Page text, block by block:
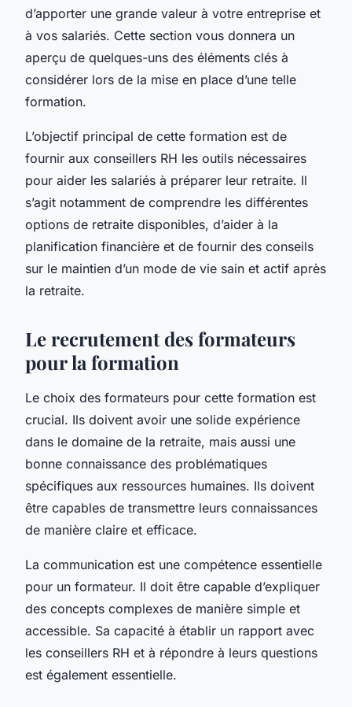
d’apporter une grande valeur à votre entreprise et
à vos salariés. Cette section vous donnera un
aperçu de quelques-uns des éléments clés à
considérer lors de la mise en place d’une telle
formation.
L’objectif principal de cette formation est de
fournir aux conseillers RH les outils nécessaires
pour aider les salariés à préparer leur retraite. Il
s’agit notamment de comprendre les différentes
options de retraite disponibles, d’aider à la
planification financière et de fournir des conseils
sur le maintien d’un mode de vie sain et actif après
la retraite.
Le recrutement des formateurs
pour la formation
Le choix des formateurs pour cette formation est
crucial. Ils doivent avoir une solide expérience
dans le domaine de la retraite, mais aussi une
bonne connaissance des problématiques
spécifiques aux ressources humaines. Ils doivent
être capables de transmettre leurs connaissances
de manière claire et efficace.
La communication est une compétence essentielle
pour un formateur. Il doit être capable d’expliquer
des concepts complexes de manière simple et
accessible. Sa capacité à établir un rapport avec
les conseillers RH et à répondre à leurs questions
est également essentielle.